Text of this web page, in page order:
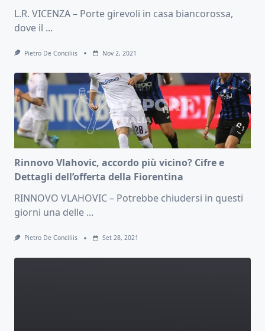
L.R. VICENZA – Porte girevoli in casa biancorossa,
dove il ...
Pietro De Conciliis Nov 2, 2021
Rinnovo Vlahovic, accordo più vicino? Cifre e
Dettagli dell’offerta della Fiorentina
RINNOVO VLAHOVIC – Potrebbe chiudersi in questi
giorni una delle ...
Pietro De Conciliis Set 28, 2021